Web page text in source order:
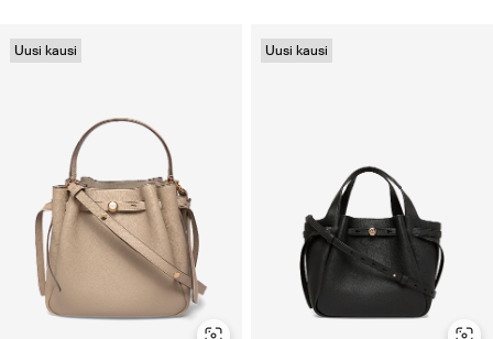
Uusi kausi Uusi kausi